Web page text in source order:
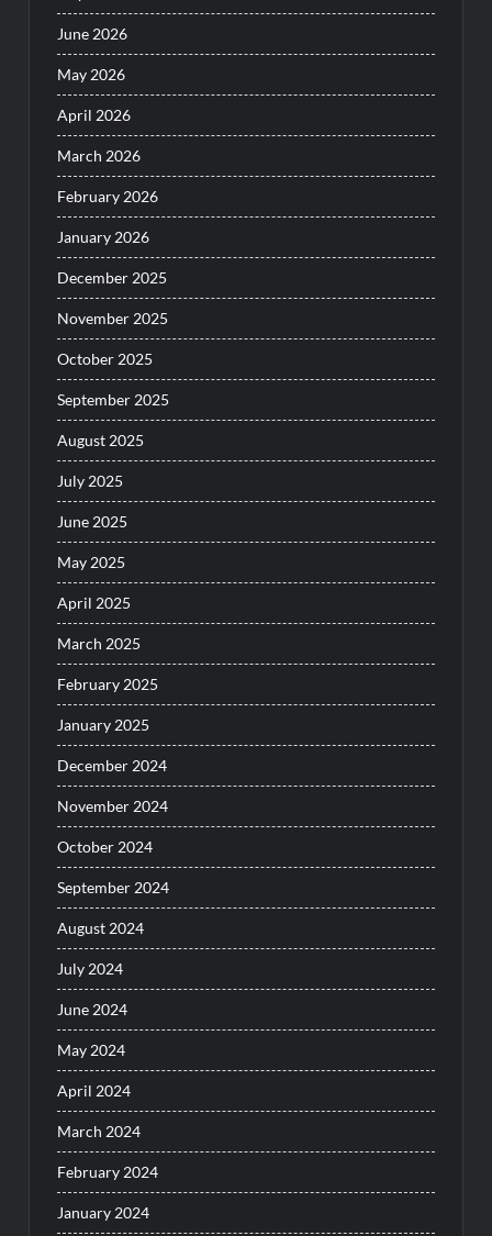
June 2026
May 2026
April 2026
March 2026
February 2026
January 2026
December 2025
November 2025
October 2025
September 2025
August 2025
July 2025
June 2025
May 2025
April 2025
March 2025
February 2025
January 2025
December 2024
November 2024
October 2024
September 2024
August 2024
July 2024
June 2024
May 2024
April 2024
March 2024
February 2024
January 2024